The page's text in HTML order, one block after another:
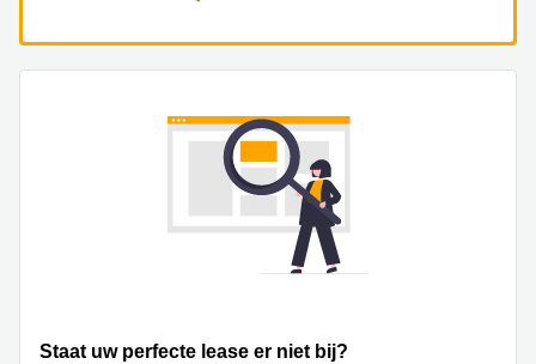
Staat uw perfecte lease er niet bij?